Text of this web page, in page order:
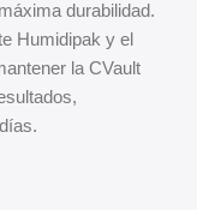
durabilidad.
Humidipak y el
la CVault